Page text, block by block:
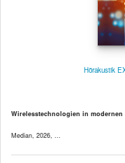
Hörakustik
Wirelesstechnologien in modernen
Median, 2026, ...